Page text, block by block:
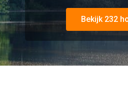
Bekijk 232